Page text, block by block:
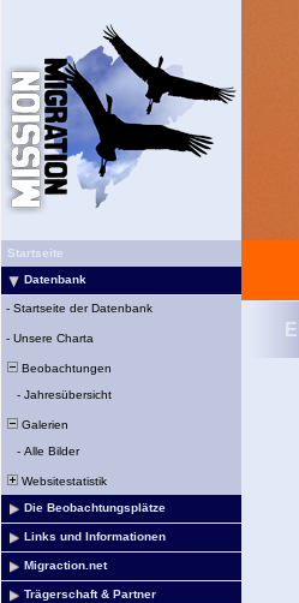
Startseite
Datenbank
- Startseite der Datenbank
- Unsere Charta
Beobachtungen
- Jahresübersicht
Galerien
- Alle Bilder
Websitestatistik
Die Beobachtungsplätze
Links und Informationen
Migraction.net
Trägerschaft & Partner